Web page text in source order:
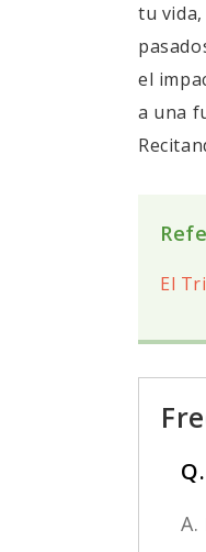
tu
el
a una
El
Q.
A.